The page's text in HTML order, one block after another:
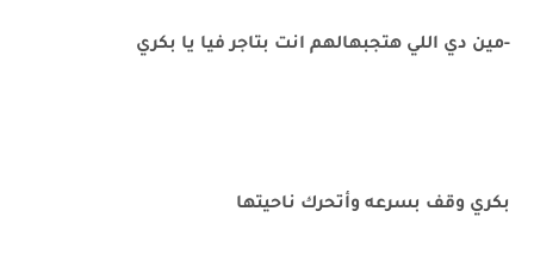
-مين دي اللي هتجبهالهم انت بتاجر فيا يا بكري
بكري وقف بسرعه وأتحرك ناحيتها